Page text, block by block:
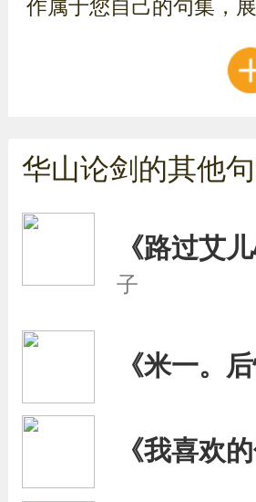
作属于您自己的句集，
华山论剑的其他
《路过艾
子
《米一。
《我喜欢